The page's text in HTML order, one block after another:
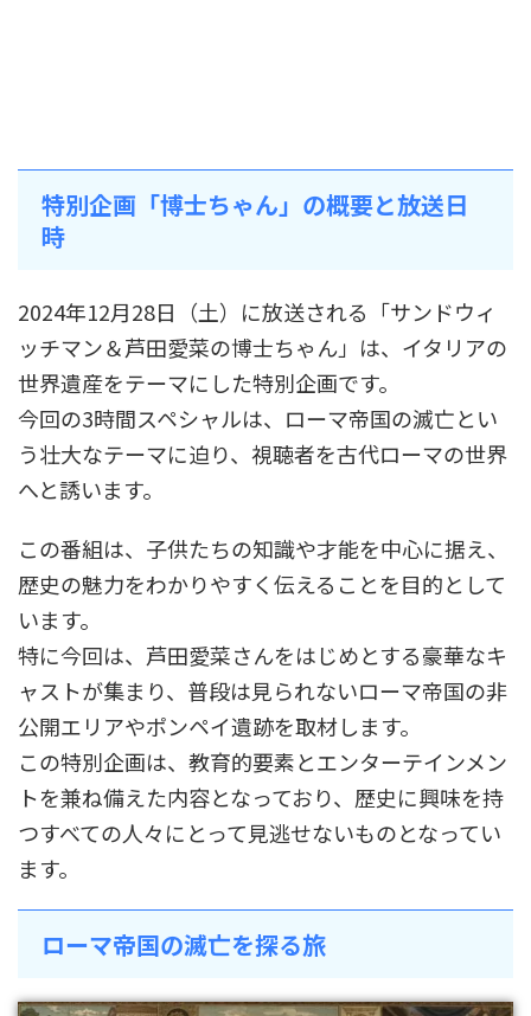
特別企画「博士ちゃん」の概要と放送日
時
2024年12月28日（土）に放送される「サンドウィ
ッチマン＆芦田愛菜の博士ちゃん」は、イタリアの
世界遺産をテーマにした特別企画です。
今回の3時間スペシャルは、ローマ帝国の滅亡とい
う壮大なテーマに迫り、視聴者を古代ローマの世界
へと誘います。
この番組は、子供たちの知識や才能を中心に据え、
歴史の魅力をわかりやすく伝えることを目的として
います。
特に今回は、芦田愛菜さんをはじめとする豪華なキ
ャストが集まり、普段は見られないローマ帝国の非
公開エリアやポンペイ遺跡を取材します。
この特別企画は、教育的要素とエンターテインメン
トを兼ね備えた内容となっており、歴史に興味を持
つすべての人々にとって見逃せないものとなってい
ます。
ローマ帝国の滅亡を探る旅